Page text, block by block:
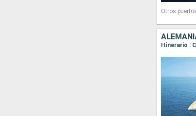
Otros
Itinerario :